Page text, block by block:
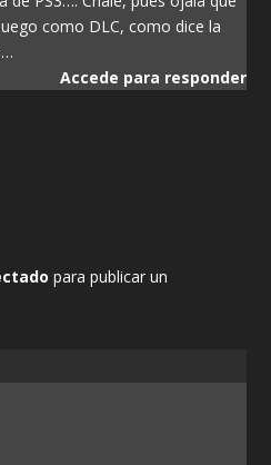
como DLC, como dice la
Accede para responder
para publicar un